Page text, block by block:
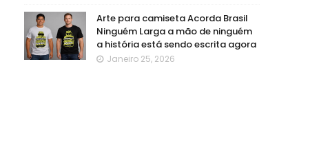
Arte para camiseta Acorda Brasil
Ninguém Larga a mão de ninguém
a história está sendo escrita agora
Janeiro 25, 2026